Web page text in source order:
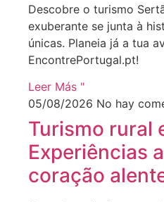
Descobre o turismo
exuberante se junta à
únicas. Planeia já a tua
EncontrePortugal.pt!
Leer Más "
05/08/2026 No hay
Turismo rural
Experiências
coração